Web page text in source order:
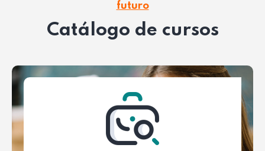
futuro
Catálogo de cursos